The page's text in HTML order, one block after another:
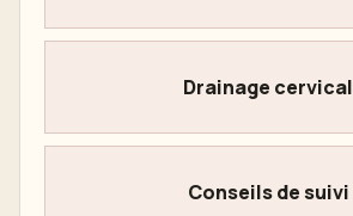
Drainage cervical
Conseils de suivi